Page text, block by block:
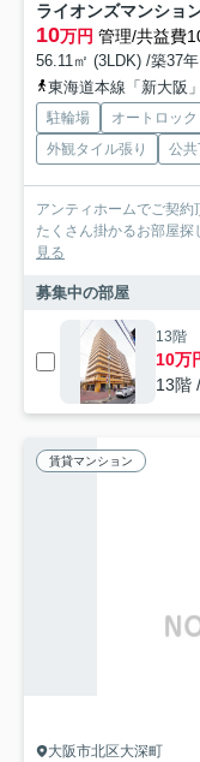
10万円 管理/共益費
56.11㎡ (3LDK) /築37
東海道本線「新大阪
駐輪場 オートロック
外観タイル張り
公
アンティホームでご契
たくさん掛かるお部屋
見る
募集中の部屋
13階
10万
13階
賃貸マンション
大阪市北区大深町